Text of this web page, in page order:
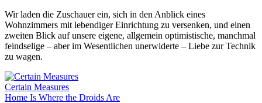
Wir laden die Zuschauer ein, sich in den Anblick eines
Wohnzimmers mit lebendiger Einrichtung zu versenken, und einen
zweiten Blick auf unsere eigene, allgemein optimistische, manchmal
feindselige – aber im Wesentlichen unerwiderte – Liebe zur Technik
zu wagen.
Certain Measures
Home Is Where the Droids Are